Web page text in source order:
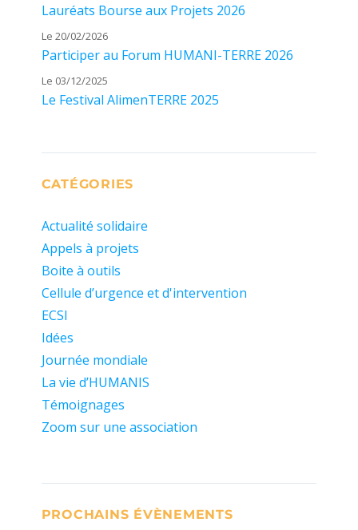
Lauréats Bourse aux Projets 2026
Le 20/02/2026
Participer au Forum HUMANI-TERRE 2026
Le 03/12/2025
Le Festival AlimenTERRE 2025
CATÉGORIES
Actualité solidaire
Appels à projets
Boite à outils
Cellule d’urgence et d'intervention
ECSI
Idées
Journée mondiale
La vie d’HUMANIS
Témoignages
Zoom sur une association
PROCHAINS ÉVÈNEMENTS